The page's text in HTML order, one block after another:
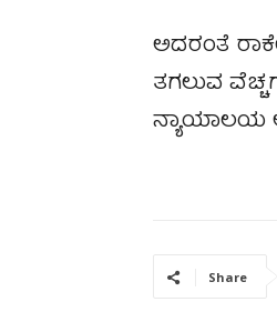
ಅದರಂತೆ
ತಗಲುವ
ನ್ಯಾಯಾಲಯ
Share